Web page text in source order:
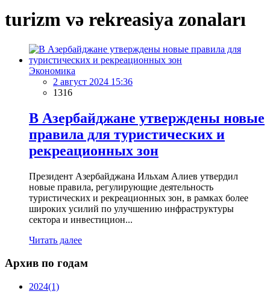
turizm və rekreasiya zonaları
Экономика
2 август 2024 15:36
1316
В Азербайджане утверждены новые
правила для туристических и
рекреационных зон
Президент Азербайджана Ильхам Алиев утвердил
новые правила, регулирующие деятельность
туристических и рекреационных зон, в рамках более
широких усилий по улучшению инфраструктуры
сектора и инвестицион...
Читать далее
Архив по годам
2024(1)